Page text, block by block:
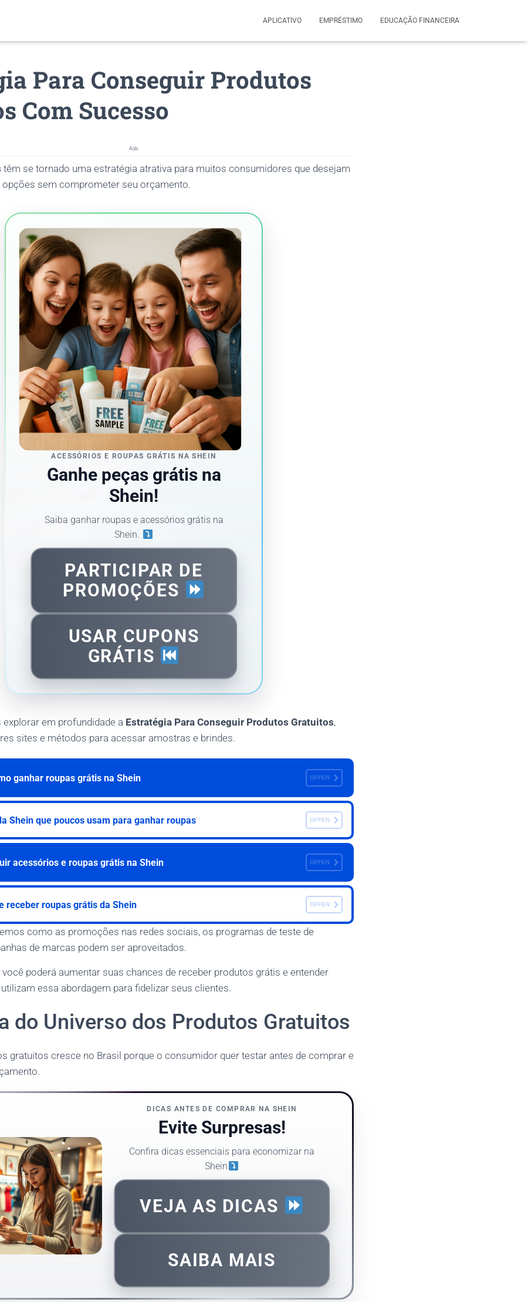
APLICATIVO EMPRÉSTIMO EDUCAÇÃO FINANCEIRA
Para Conseguir Produtos
Com Sucesso
Ads
têm se tornado uma estratégia atrativa para muitos consumidores que desejam
sem comprometer seu orçamento.
ACESSÓRIOS E ROUPAS GRÁTIS NA SHEIN
Ganhe peças grátis na
Shein!
Saiba ganhar roupas e acessórios grátis na
Shein.
PARTICIPAR DE
PROMOÇÕES
USAR CUPONS
GRÁTIS
em profundidade a Estratégia Para Conseguir Produtos Gratuitos,
sites e métodos para acessar amostras e brindes.
ganhar roupas grátis na Shein OFFEN
Shein que poucos usam para ganhar roupas OFFEN
acessórios e roupas grátis na Shein OFFEN
receber roupas grátis da Shein OFFEN
como as promoções nas redes sociais, os programas de teste de
de marcas podem ser aproveitados.
poderá aumentar suas chances de receber produtos grátis e entender
essa abordagem para fidelizar seus clientes.
do Universo dos Produtos Gratuitos
gratuitos cresce no Brasil porque o consumidor quer testar antes de comprar e
DICAS ANTES DE COMPRAR NA SHEIN
Evite Surpresas!
Confira dicas essenciais para economizar na
Shein
VEJA AS DICAS
SAIBA MAIS